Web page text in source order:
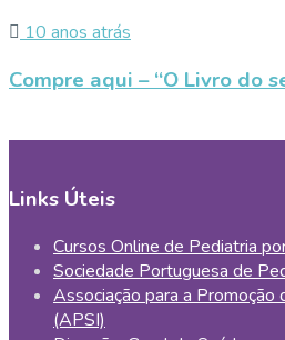
10 anos atrás
Compre aqui – “O Livro do
Links Úteis
Cursos Online de Pediatria
Sociedade Portuguesa de
Associação para a Promoção
(APSI)